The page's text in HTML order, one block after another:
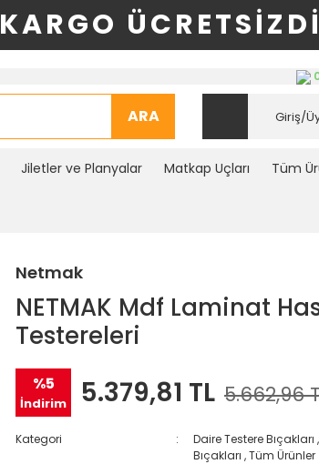
KARGO
ARA Giriş/
Jiletler ve Planyalar Matkap Uçları Tüm
Netmak
NETMAK Mdf Laminat
Testereleri
%5
İndirim 5.379,81 TL 5.662,96
Kategori Daire Testere Bıçakları ,
Bıçakları ,Tüm Ürünler